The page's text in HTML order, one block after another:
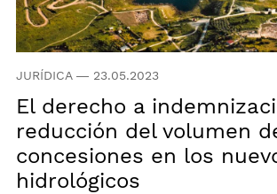
JURÍDICA — 23.05.2023
El derecho a
reducción del volumen
concesiones en los
hidrológicos